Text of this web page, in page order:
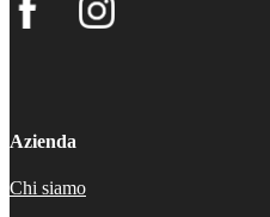
Azienda
Chi siamo